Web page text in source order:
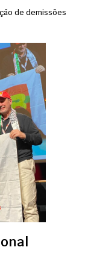
de demissões